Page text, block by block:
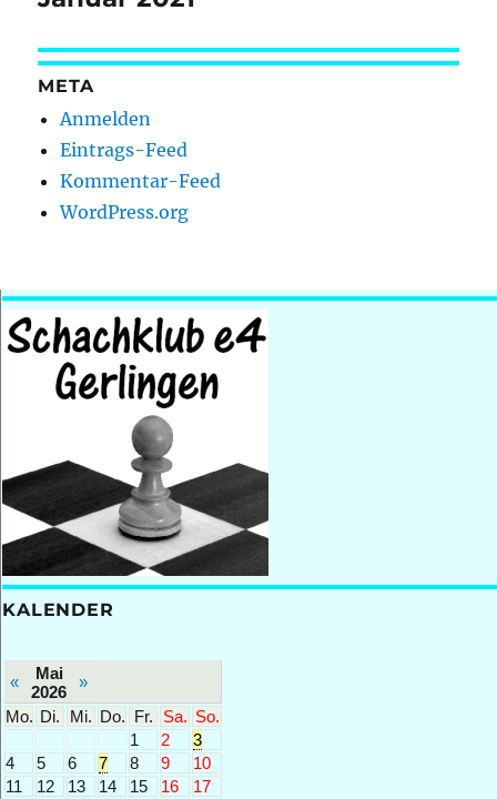
META
Anmelden
Eintrags-Feed
Kommentar-Feed
WordPress.org
KALENDER
«
Mai
2026
»
Mo. Di. Mi. Do. Fr. Sa. So.
1
2
3
4
5 6 7 8 9
10
11
12 13 14 15 16
17